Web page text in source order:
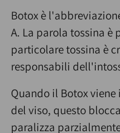
Botox è
A. La parola tossina è
particolare tossina è
responsabili
Quando il Botox
del viso, questo
paralizza